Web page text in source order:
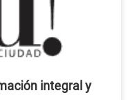
integral y